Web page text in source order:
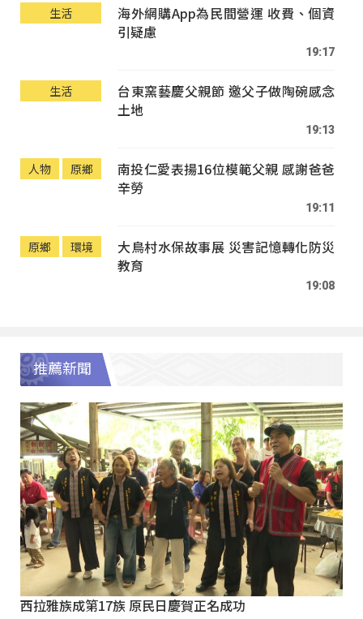
生活
海外網購App為民間營運 收費、個資
引疑慮
19:17
生活
台東窯藝慶父親節 邀父子做陶碗感念
土地
19:13
人物 原鄉
南投仁愛表揚16位模範父親 感謝爸爸
辛勞
19:11
原鄉 環境
大鳥村水保故事展 災害記憶轉化防災
教育
19:08
推薦新聞
西拉雅族成第17族 原民日慶賀正名成功